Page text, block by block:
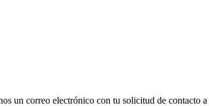
un correo electrónico con tu solicitud de contacto a